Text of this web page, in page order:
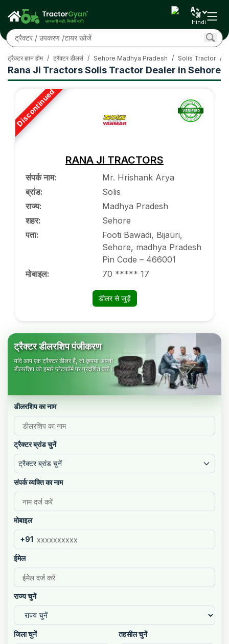
Hindi
Rana Ji Tractors Solis Tractor Dealer in Sehore
ट्रैक्टर ज्ञान होम / ट्रैक्टर डीलर्स / Sehore Madhya Pradesh / Solis Tractor /
Discontinued
RANA JI TRACTORS
संपर्क नाम:
Mr. Hrishank Arya
ब्रांड:
Solis
राज्य:
Madhya Pradesh
शहर:
Sehore
पता:
Footi Bawadi, Bijauri,
Sehore, madhya Pradesh
Pin Code – 466001
मोबाइल: 70 ***** 17
डीलर से जुड़ें
ट्रैक्टर डीलरशिप पंजीकरण
यदि आप एक ट्रैक्टर डीलर हैं, तो कृपया अपनी
डीलरशिप को हमारे प्लेटफॉर्म पर प्रदर्शित करें।
डीलरशिप का नाम
ट्रैक्टर ब्रांड चुनें
ट्रैक्टर ब्रांड चुनें
संपर्क व्यक्ति का नाम
मोबाइल
+91
ईमेल
राज्य चुनें
जिला चुनें तहसील चुनें